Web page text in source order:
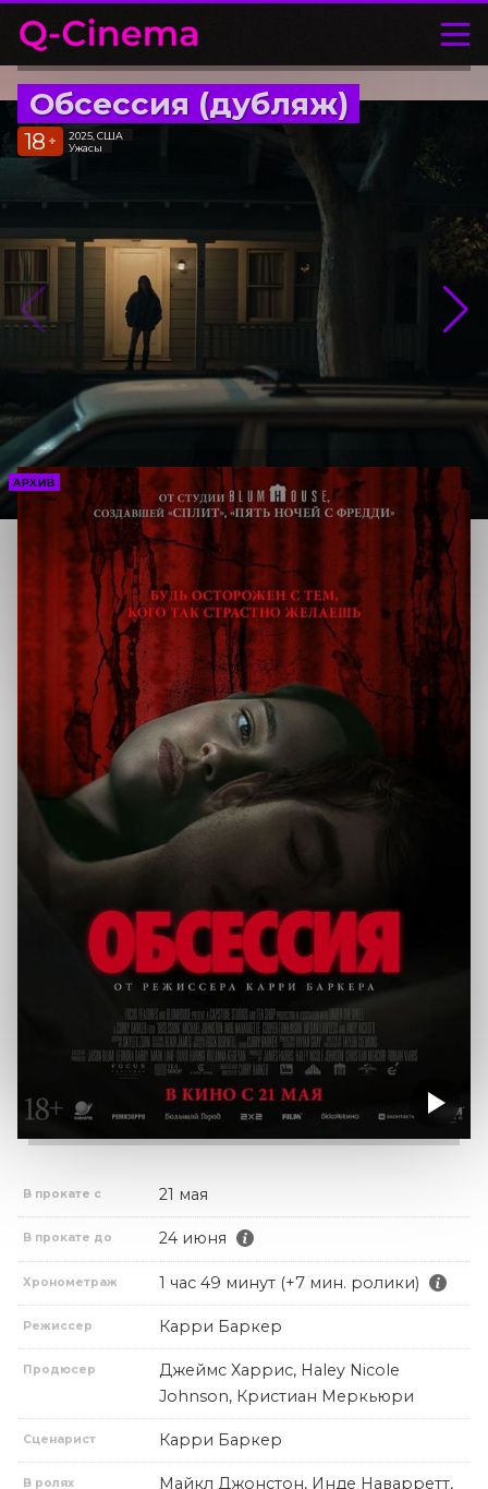
Обсессия (дубляж)
18 +
2025, США
Ужасы
АРХИВ
В прокате с 21 мая
В прокате до 24 июня
Хронометраж 1 час 49 минут (+7 мин. ролики)
Режиссер Карри Баркер
Продюсер
Джеймс Харрис, Haley Nicole
Johnson, Кристиан Меркьюри
Сценарист Карри Баркер
В ролях
Майкл Джонстон, Инде Наварретт,